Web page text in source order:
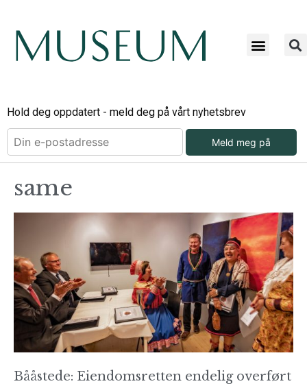
Hold deg oppdatert - meld deg på vårt nyhetsbrev
Meld meg på
same
Bååstede: Eiendomsretten endelig overført